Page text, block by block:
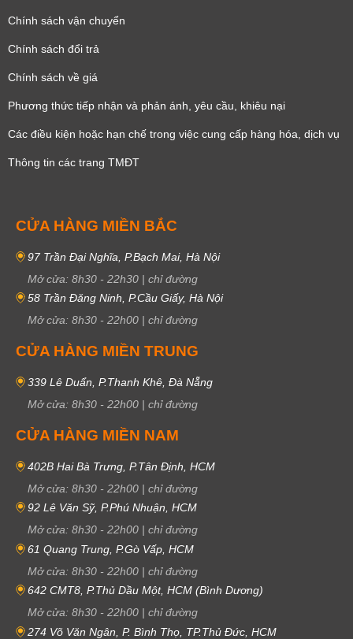
Chính sách vận chuyển
Chính sách đổi trả
Chính sách về giá
Phương thức tiếp nhận và phản ánh, yêu cầu, khiêu nại
Các điều kiện hoặc hạn chế trong việc cung cấp hàng hóa, dịch vụ
Thông tin các trang TMĐT
CỬA HÀNG MIỀN BẮC
97 Trần Đại Nghĩa, P.Bạch Mai, Hà Nội
Mở cửa: 8h30 - 22h30 | chỉ đường
58 Trần Đăng Ninh, P.Cầu Giấy, Hà Nội
Mở cửa: 8h30 - 22h00 | chỉ đường
CỬA HÀNG MIỀN TRUNG
339 Lê Duẩn, P.Thanh Khê, Đà Nẵng
Mở cửa: 8h30 - 22h00 | chỉ đường
CỬA HÀNG MIỀN NAM
402B Hai Bà Trưng, P.Tân Định, HCM
Mở cửa: 8h30 - 22h00 | chỉ đường
92 Lê Văn Sỹ, P.Phú Nhuận, HCM
Mở cửa: 8h30 - 22h00 | chỉ đường
61 Quang Trung, P.Gò Vấp, HCM
Mở cửa: 8h30 - 22h00 | chỉ đường
642 CMT8, P.Thủ Dầu Một, HCM (Bình Dương)
Mở cửa: 8h30 - 22h00 | chỉ đường
274 Võ Văn Ngân, P. Bình Thọ, TP.Thủ Đức, HCM